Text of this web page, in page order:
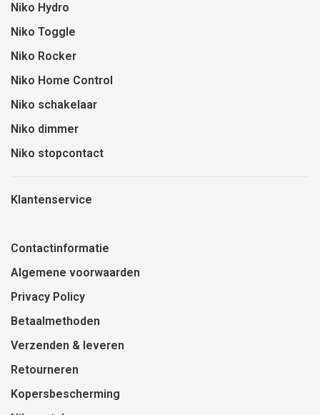
Niko Hydro
Niko Toggle
Niko Rocker
Niko Home Control
Niko schakelaar
Niko dimmer
Niko stopcontact
Klantenservice
Contactinformatie
Algemene voorwaarden
Privacy Policy
Betaalmethoden
Verzenden & leveren
Retourneren
Kopersbescherming